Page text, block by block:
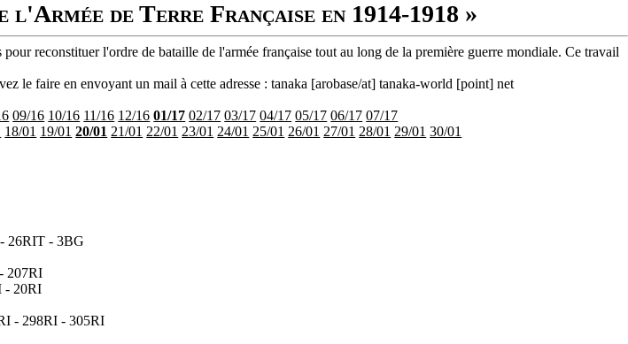
de Terre Française en 1914-1918 »
reconstituer l'ordre de bataille de l'armée française tout au long de la première guerre mondiale. Ce travail
le faire en envoyant un mail à cette adresse : tanaka [arobase/at] tanaka-world [point] net
09/16 10/16 11/16 12/16 01/17 02/17 03/17 04/17 05/17 06/17 07/17
18/01 19/01 20/01 21/01 22/01 23/01 24/01 25/01 26/01 27/01 28/01 29/01 30/01
26RIT - 3BG
207RI
- 20RI
- 298RI - 305RI